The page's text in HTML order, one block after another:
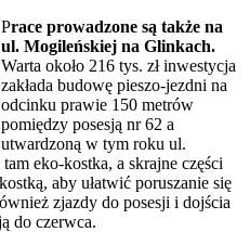
Prace prowadzone są także na
ul. Mogileńskiej na Glinkach.
Warta około 216 tys. zł inwestycja
zakłada budowę pieszo-jezdni na
odcinku prawie 150 metrów
pomiędzy posesją nr 62 a
utwardzoną w tym roku ul.
eko-kostka, a skrajne części
aby ułatwić poruszanie się
zjazdy do posesji i dojścia
do czerwca.